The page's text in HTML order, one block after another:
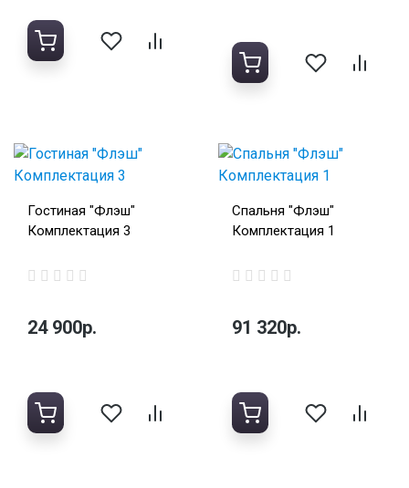
Гостиная "Флэш"
Комплектация 3
24 900р.
Спальня "Флэш"
Комплектация 1
91 320р.